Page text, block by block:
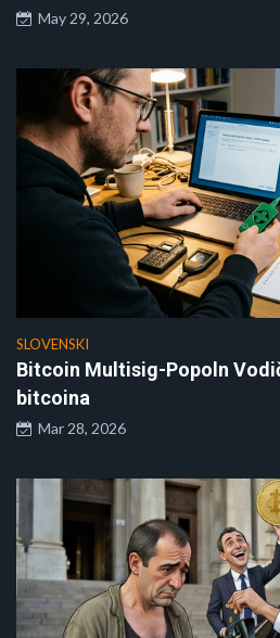
May 29, 2026
SLOVENSKI
Bitcoin Multisig-Popoln
bitcoina
Mar 28, 2026